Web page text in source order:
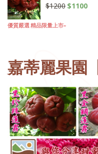
$1200 $1100
優質嚴選 精品限量上市~
嘉蒂麗果園